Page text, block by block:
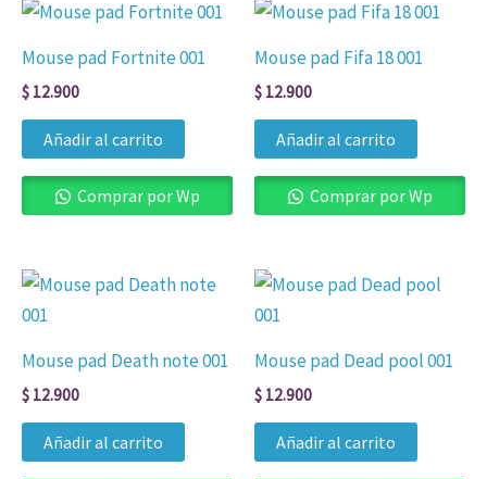
Mouse pad Fortnite 001
$ 12.900
Añadir al carrito
Comprar por Wp
Mouse pad Fifa 18 001
$ 12.900
Añadir al carrito
Comprar por Wp
Mouse pad Death note 001
$ 12.900
Añadir al carrito
Mouse pad Dead pool 001
$ 12.900
Añadir al carrito